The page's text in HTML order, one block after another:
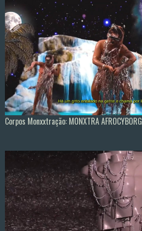
Corpos Monxxtração: MONXTRA AFROCYBORG